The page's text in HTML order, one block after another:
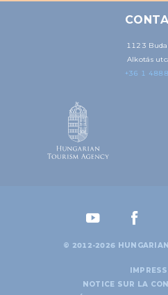
1123
Alkotás
+36 1
© 2012-2026
NOTICE SUR LA